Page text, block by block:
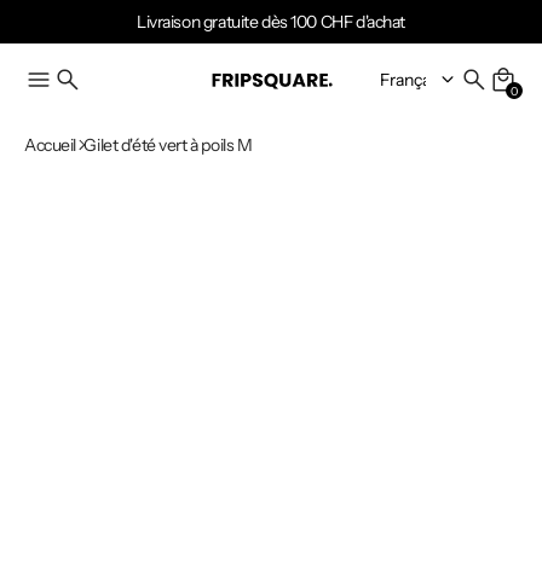
Livraison gratuite dès 100 CHF d'achat
0
Accueil Gilet d'été vert à poils M